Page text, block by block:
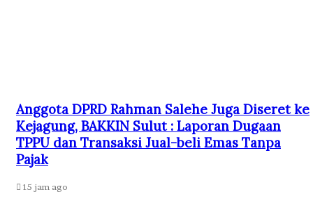
Anggota DPRD Rahman Salehe Juga Diseret ke
Kejagung, BAKKIN Sulut : Laporan Dugaan
TPPU dan Transaksi Jual-beli Emas Tanpa
Pajak
15 jam ago